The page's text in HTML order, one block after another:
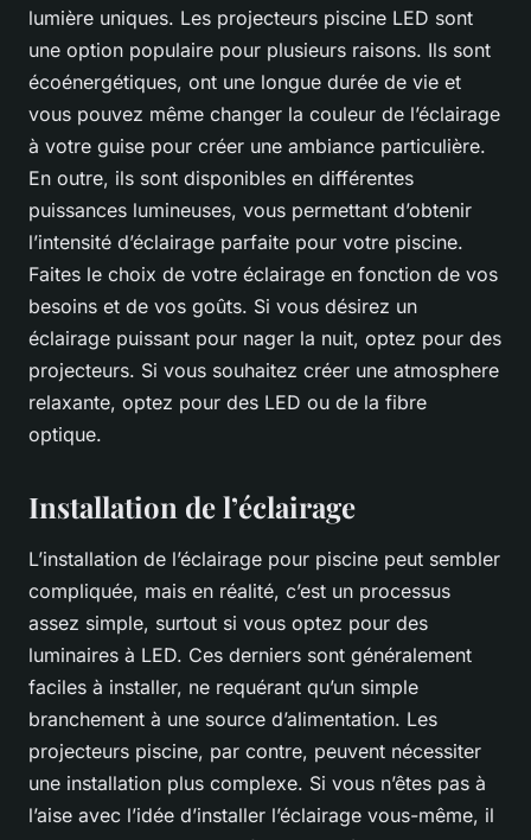
lumière uniques. Les projecteurs piscine LED sont
une option populaire pour plusieurs raisons. Ils sont
écoénergétiques, ont une longue durée de vie et
vous pouvez même changer la couleur de l’éclairage
à votre guise pour créer une ambiance particulière.
En outre, ils sont disponibles en différentes
puissances lumineuses, vous permettant d’obtenir
l’intensité d’éclairage parfaite pour votre piscine.
Faites le choix de votre éclairage en fonction de vos
besoins et de vos goûts. Si vous désirez un
éclairage puissant pour nager la nuit, optez pour des
projecteurs. Si vous souhaitez créer une atmosphere
relaxante, optez pour des LED ou de la fibre
optique.
Installation de l’éclairage
L’installation de l’éclairage pour piscine peut sembler
compliquée, mais en réalité, c’est un processus
assez simple, surtout si vous optez pour des
luminaires à LED. Ces derniers sont généralement
faciles à installer, ne requérant qu’un simple
branchement à une source d’alimentation. Les
projecteurs piscine, par contre, peuvent nécessiter
une installation plus complexe. Si vous n’êtes pas à
l’aise avec l’idée d’installer l’éclairage vous-même, il